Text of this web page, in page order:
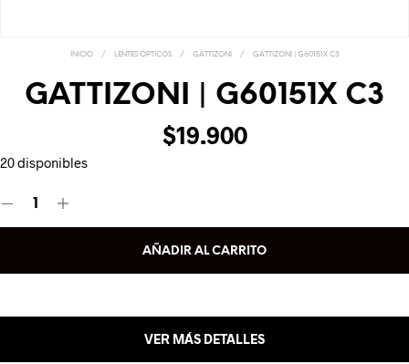
INICIO / LENTES ÓPTICOS / GATTIZONI / GATTIZONI | G60151X C3
GATTIZONI | G60151X C3
$19.900
20 disponibles
AÑADIR AL CARRITO
VER MÁS DETALLES